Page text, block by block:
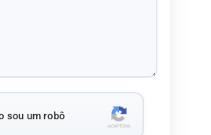
sou um robô